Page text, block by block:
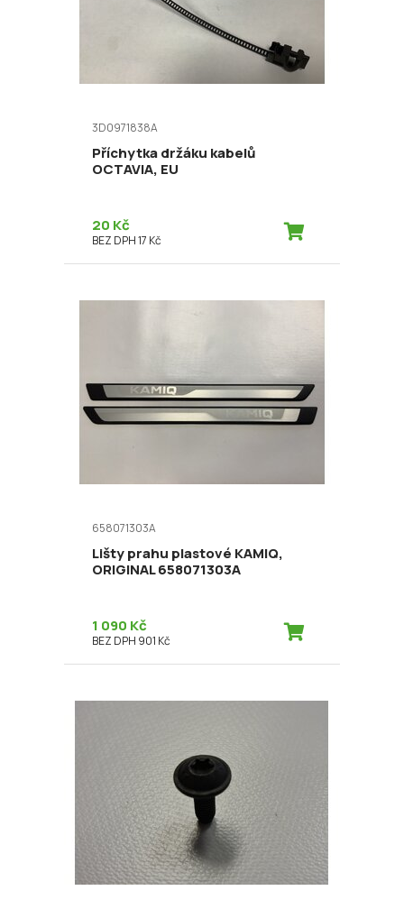
3D0971838A
Příchytka držáku kabelů
OCTAVIA, EU
20 Kč
BEZ DPH 17 Kč
658071303A
Lišty prahu plastové KAMIQ,
ORIGINAL 658071303A
1 090 Kč
BEZ DPH 901 Kč